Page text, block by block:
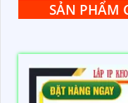
SẢN PHẨM